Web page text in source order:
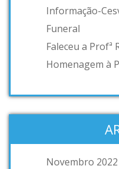
Informação-
Funeral
Faleceu a Profª
Homenagem à
Novembro 2022